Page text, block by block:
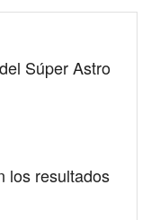
Súper Astro
los resultados